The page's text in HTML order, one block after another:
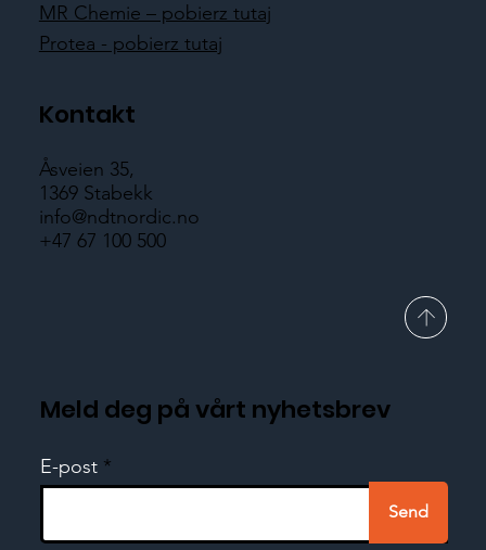
MR Chemie – pobierz tutaj
Protea - pobierz tutaj
Kontakt
Åsveien 35,
1369 Stabekk
info@ndtnordic.no
+47 67 100 500
Meld deg på vårt nyhetsbrev
E-post
Send